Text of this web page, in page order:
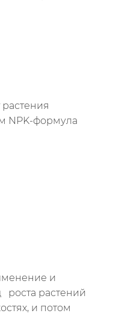
NPK-формула
и
роста растений
и потом